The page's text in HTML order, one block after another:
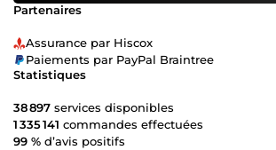
Partenaires
Assurance par Hiscox
Paiements par PayPal Braintree
Statistiques
38 897 services disponibles
1 335 141 commandes effectuées
99 % d’avis positifs